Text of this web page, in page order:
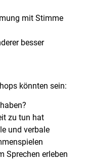
mit Stimme
besser
könnten sein:
zu tun hat
und verbale
Sprechen erleben